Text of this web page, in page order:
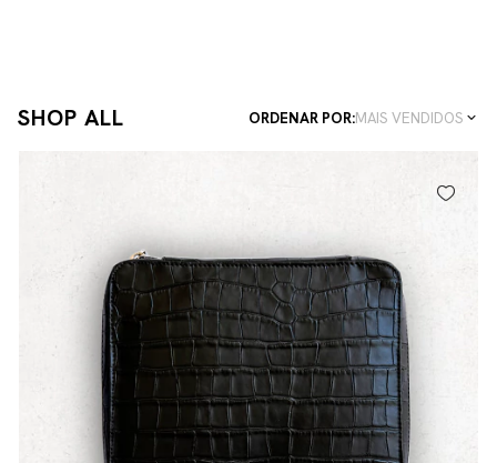
SHOP ALL ORDENAR POR:MAIS VENDIDOS